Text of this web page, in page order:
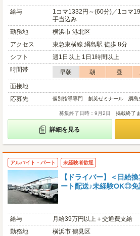
給与
1コマ1332円～(60分)／1コ
手当込み
勤務地
横浜市 港北区
アクセス
東急東横線 綱島駅 徒歩 8分
シフト
週1日以上 1日1時間以上
時間帯
早朝 朝 昼
面接地
応募先
個別指導専門 創英ゼミナール 綱島
募集終了日時：9月2日 掲載終了
詳細を見る
アルバイト・パート 未経験者歓迎
【ドライバー】＜日給
ート配送♪未経験OK◎免
給与
月給39万円以上＋交通費支給
勤務地
横浜市 鶴見区